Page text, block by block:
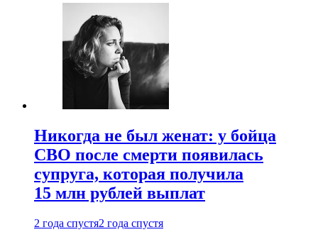
Никогда не был женат: у бойца
СВО после смерти появилась
супруга, которая получила
15 млн рублей выплат
2 года спустя2 года спустя